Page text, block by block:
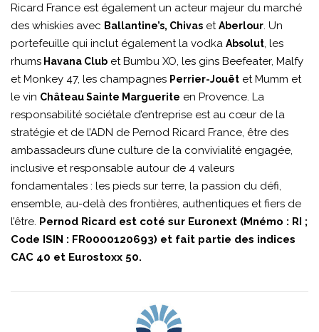
Ricard France est également un acteur majeur du marché
des whiskies avec Ballantine’s, Chivas etAberlour. Un
portefeuille qui inclut également la vodka Absolut, les
rhums Havana Club et Bumbu XO, les gins Beefeater, Malfy
et Monkey 47, les champagnes Perrier-Jouët et Mumm et
le vin Château Sainte Marguerite en Provence. La
responsabilité sociétale d’entreprise est au cœur de la
stratégie et de l’ADN de Pernod Ricard France, être des
ambassadeurs d’une culture de la convivialité engagée,
inclusive et responsable autour de 4 valeurs
fondamentales : les pieds sur terre, la passion du défi,
ensemble, au-delà des frontières, authentiques et fiers de
l’être. Pernod Ricard est coté sur Euronext (Mnémo : RI ;
Code ISIN : FR0000120693) et fait partie des indices
CAC 40 et Eurostoxx 50.